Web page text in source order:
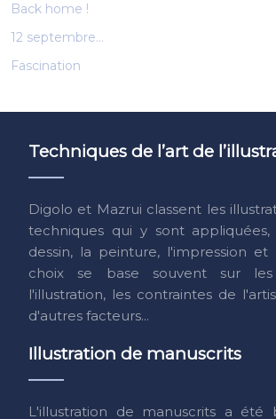
Back home !
12 septembre…
Fascination
Techniques de l’art de
Digolo et Mazrui classent les
techniques qui y sont
dessin, la peinture, l'impression et
choix se base souvent sur
l'illustration, les contraintes de
d'autres facteurs...
Illustration de manuscrits
L'illustration de manuscrits a été